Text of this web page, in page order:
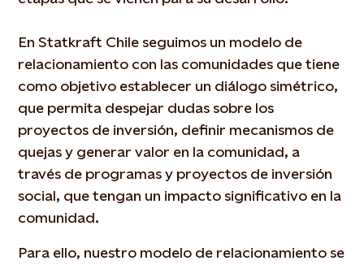
En Statkraft Chile seguimos un modelo de
relacionamiento con las comunidades que tiene
como objetivo establecer un diálogo simétrico,
que permita despejar dudas sobre los
proyectos de inversión, definir mecanismos de
quejas y generar valor en la comunidad, a
través de programas y proyectos de inversión
social, que tengan un impacto significativo en la
comunidad.
Para ello, nuestro modelo de relacionamiento se